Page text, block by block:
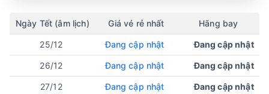
Ngày Tết (âm lịch) Giá vé rẻ nhất Hãng bay
25/12 Đang cập nhật Đang cập nhật
26/12 Đang cập nhật Đang cập nhật
27/12 Đang cập nhật Đang cập nhật